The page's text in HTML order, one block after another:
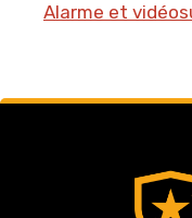
Alarme et